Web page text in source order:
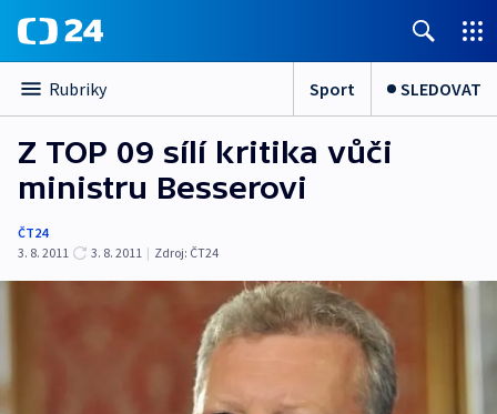
Rubriky Sport SLEDOVAT
Z TOP 09 sílí kritika vůči
ministru Besserovi
ČT24
3. 8. 2011
3. 8. 2011 | Zdroj: ČT24